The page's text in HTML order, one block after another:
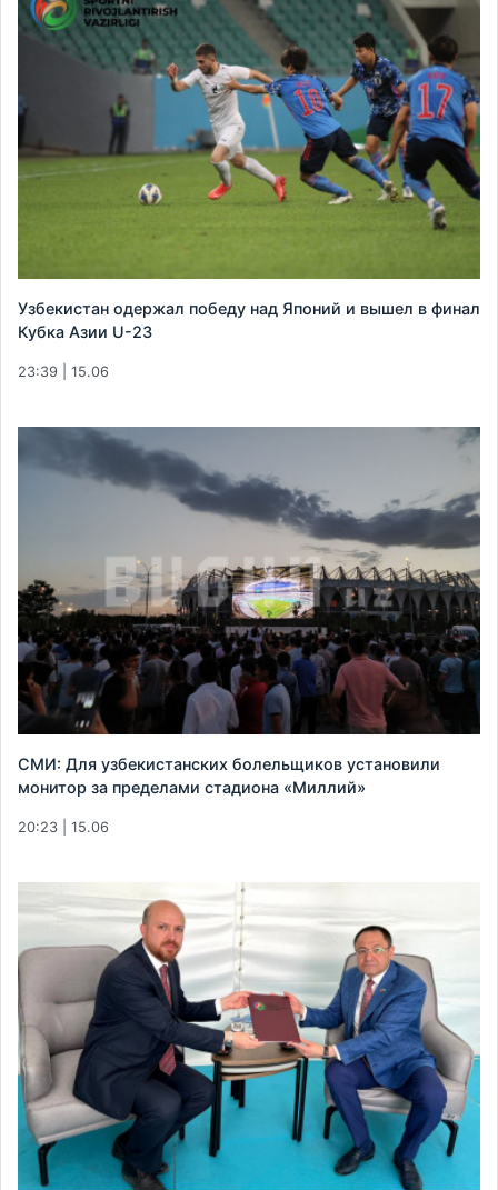
Узбекистан одержал победу над Японий и вышел в финал
Кубка Азии U-23
23:39 | 15.06
СМИ: Для узбекистанских болельщиков установили
монитор за пределами стадиона «Миллий»
20:23 | 15.06